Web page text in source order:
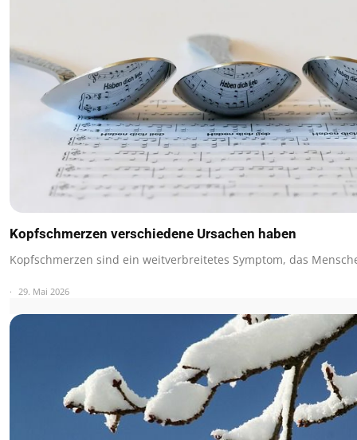
Kopfschmerzen verschiedene Ursachen haben
Kopfschmerzen sind ein weitverbreitetes Symptom, das
29. Mai 2026